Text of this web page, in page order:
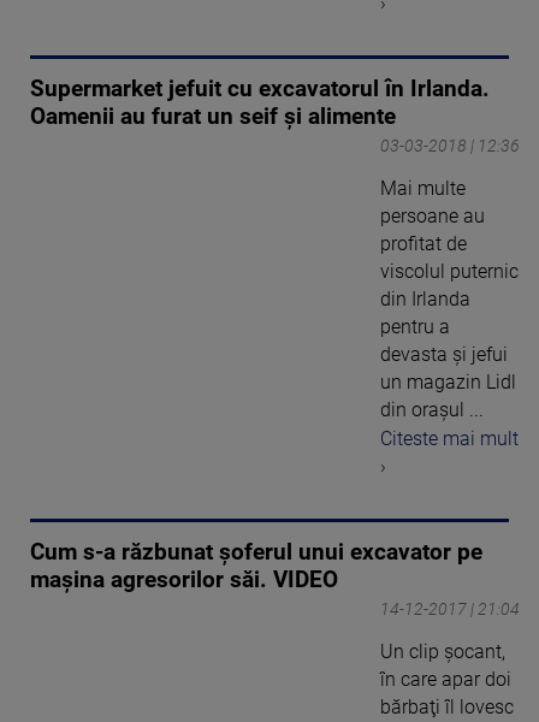
Supermarket jefuit cu excavatorul în Irlanda.
Oamenii au furat un seif și alimente
03-03-2018 | 12:36
Mai multe
persoane au
profitat de
viscolul puternic
din Irlanda
pentru a
devasta și jefui
un magazin Lidl
din orașul ...
Citeste mai mult
›
Cum s-a răzbunat șoferul unui excavator pe
mașina agresorilor săi. VIDEO
14-12-2017 | 21:04
Un clip şocant,
în care apar doi
bărbaţi îl lovesc